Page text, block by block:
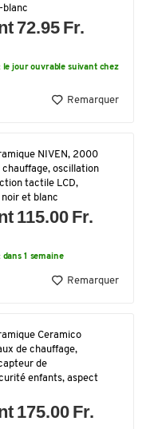
blanc
72.95 Fr.
le jour ouvrable suivant chez
Remarquer
NIVEN, 2000
chauffage, oscillation
tactile LCD,
et blanc
115.00 Fr.
dans 1 semaine
Remarquer
Ceramico
de chauffage,
de
enfants, aspect
175.00 Fr.